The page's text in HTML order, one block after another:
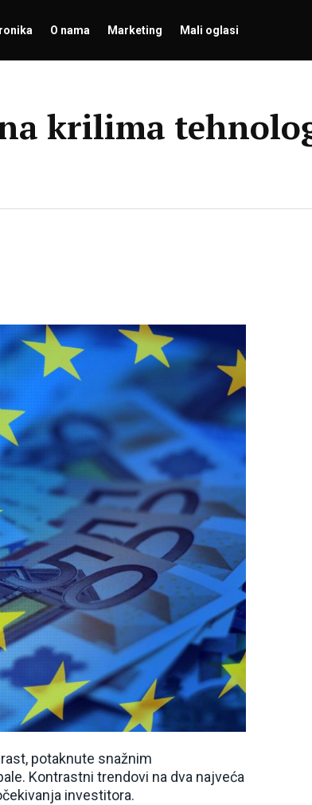
O nama Marketing Mali oglasi
krilima
potaknute snažnim
Kontrastni trendovi na dva najveća
investitora.